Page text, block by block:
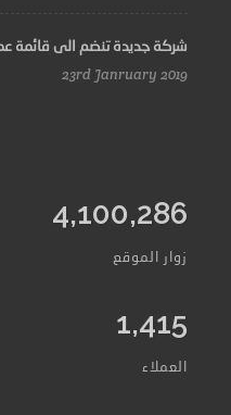
شركة جديدة تنضم الى قائمة
23rd Janruary 2019
4,100,286
زوار الموقع
1,415
العملاء